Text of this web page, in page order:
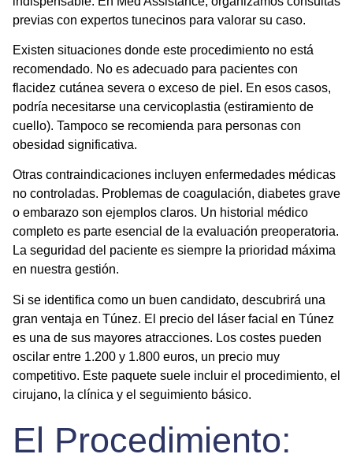
previas con expertos tunecinos para valorar su caso.
Existen situaciones donde este procedimiento no está
recomendado. No es adecuado para pacientes con
flacidez cutánea severa o exceso de piel. En esos casos,
podría necesitarse una cervicoplastia (estiramiento de
cuello). Tampoco se recomienda para personas con
obesidad significativa.
Otras contraindicaciones incluyen enfermedades médicas
no controladas. Problemas de coagulación, diabetes grave
o embarazo son ejemplos claros. Un historial médico
completo es parte esencial de la evaluación preoperatoria.
La seguridad del paciente es siempre la prioridad máxima
en nuestra gestión.
Si se identifica como un buen candidato, descubrirá una
gran ventaja en Túnez. El precio del láser facial en Túnez
es una de sus mayores atracciones. Los costes pueden
oscilar entre 1.200 y 1.800 euros, un precio muy
competitivo. Este paquete suele incluir el procedimiento, el
cirujano, la clínica y el seguimiento básico.
El Procedimiento: